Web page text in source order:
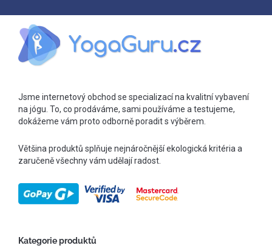
Jsme internetový obchod se specializací na kvalitní vybavení
na jógu. To, co prodáváme, sami používáme a testujeme,
dokážeme vám proto odborně poradit s výběrem.
Většina produktů splňuje nejnáročnější ekologická kritéria a
zaručeně všechny vám udělají radost.
Kategorie produktů